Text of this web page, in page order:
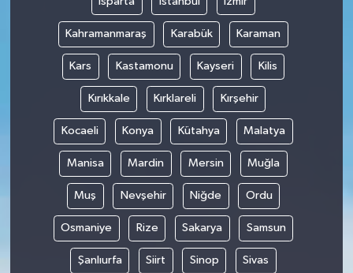
Kahramanmaraş Karabük Karaman
Kars Kastamonu Kayseri Kilis
Kırıkkale Kırklareli Kırşehir
Kocaeli Konya Kütahya Malatya
Manisa Mardin Mersin Muğla
Muş Nevşehir Niğde Ordu
Osmaniye Rize Sakarya Samsun
Şanlıurfa Siirt Sinop Sivas